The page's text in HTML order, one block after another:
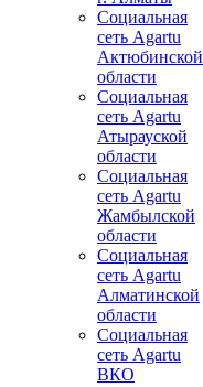
Социальная
сеть Agartu
Актюбинской
области
Социальная
сеть Agartu
Атырауской
области
Социальная
сеть Agartu
Жамбылской
области
Социальная
сеть Agartu
Алматинской
области
Социальная
сеть Agartu
ВКО